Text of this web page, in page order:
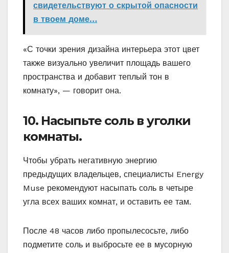
свидетельствуют о скрытой опасности
в твоем доме…
«С точки зрения дизайна интерьера этот цвет
также визуально увеличит площадь вашего
пространства и добавит теплый тон в
комнату», — говорит она.
10. Насыпьте соль в уголки
комнаты.
Чтобы убрать негативную энергию
предыдущих владельцев, специалисты Energy
Muse рекомендуют насыпать соль в четыре
угла всех ваших комнат, и оставить ее там.
После 48 часов либо пропылесосьте, либо
подметите соль и выбросьте ее в мусорную